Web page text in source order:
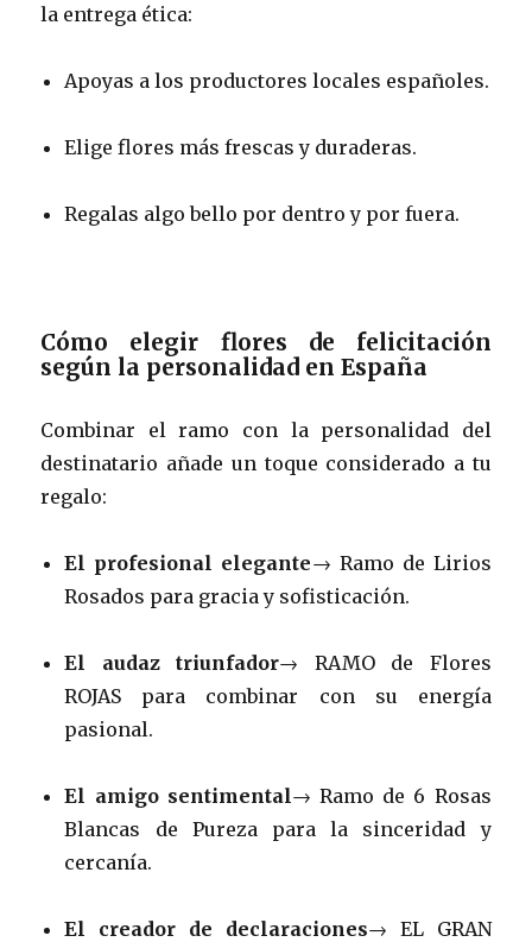
la entrega ética:
Apoyas a los productores locales españoles.
Elige flores más frescas y duraderas.
Regalas algo bello por dentro y por fuera.
Cómo elegir flores de felicitación
según la personalidad en España
Combinar el ramo con la personalidad del
destinatario añade un toque considerado a tu
regalo:
El profesional elegante→ Ramo de Lirios
Rosados para gracia y sofisticación.
El audaz triunfador→ RAMO de Flores
ROJAS para combinar con su energía
pasional.
El amigo sentimental→ Ramo de 6 Rosas
Blancas de Pureza para la sinceridad y
cercanía.
El creador de declaraciones→ EL GRAN